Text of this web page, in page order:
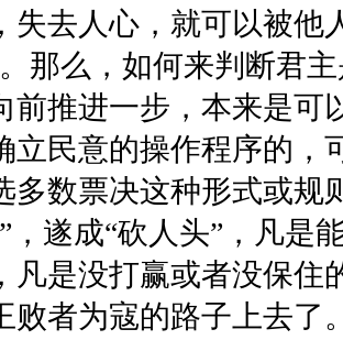
失去人心，就可以被他
那么，如何来判断君
前推进一步，本来是可
立民意的操作程序的，
多数票决这种形式或规
，遂成“砍人头”，凡是
凡是没打赢或者没保住
败者为寇的路子上去了